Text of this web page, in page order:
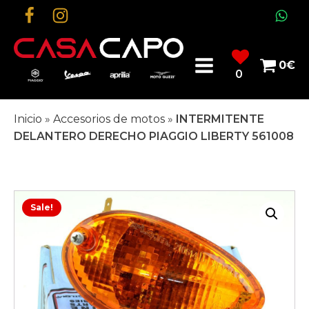
0
0€
Inicio » Accesorios de motos »
INTERMITENTE
DELANTERO DERECHO PIAGGIO LIBERTY 561008
Sale!